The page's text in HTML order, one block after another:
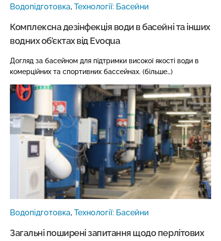
Водопідготовка, Технології: Басейни
Комплексна дезінфекція води в басейні та інших
водних об’єктах від Evoqua
Догляд за басейном для підтримки високої якості води в
комерційних та спортивних бассейнах. (більше…)
Водопідготовка, Технології: Басейни
Загальні поширені запитання щодо перлітових